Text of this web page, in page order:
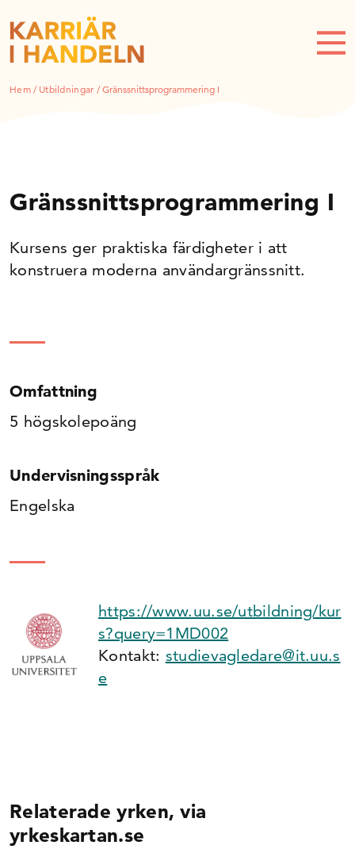
Hem/ Utbildningar /Gränssnittsprogrammering I
Gränssnittsprogrammering I
Kursens ger praktiska färdigheter i att
konstruera moderna användargränssnitt.
Omfattning
5 högskolepoäng
Undervisningsspråk
Engelska
https://www.uu.se/utbildning/kur
s?query=1MD002
Kontakt: studievagledare@it.uu.s
e
Relaterade yrken, via
yrkeskartan.se